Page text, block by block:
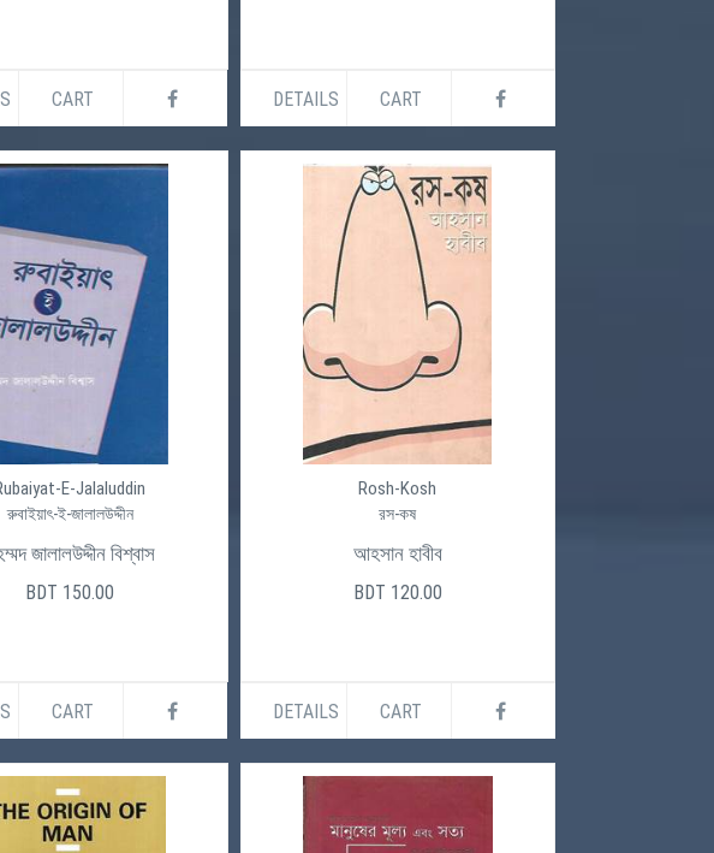
CART DETAILS CART
E-Jalaluddin
রুবাইয়াৎ-ই-জালালউদ্দীন
জালালউদ্দীন বিশ্বাস
BDT 150.00
CART
Rosh-Kosh
রস-কষ
আহসান হাবীব
BDT 120.00
DETAILS CART